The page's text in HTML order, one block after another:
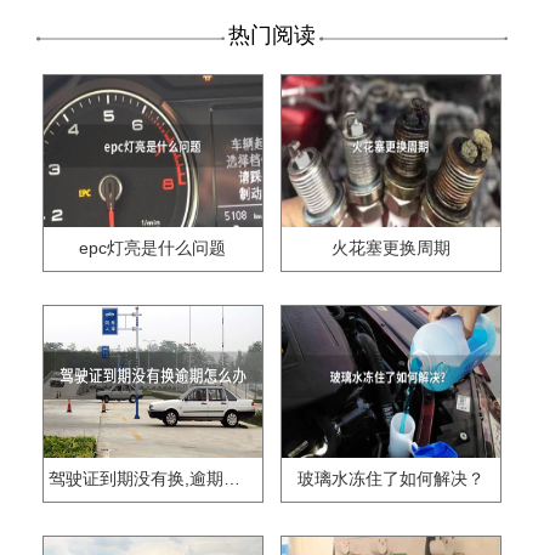
热门阅读
epc灯亮是什么问题 火花塞更换周期
驾驶证到期没有换,逾期怎么办?? 玻璃水冻住了如何解决？